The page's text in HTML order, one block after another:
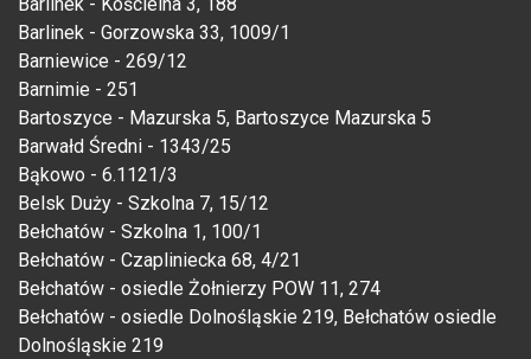
Barlinek - Gorzowska 33, 1009/1
Barniewice - 269/12
Barnimie - 251
Bartoszyce - Mazurska 5, Bartoszyce Mazurska 5
Barwałd Średni - 1343/25
Bąkowo - 6.1121/3
Belsk Duży - Szkolna 7, 15/12
Bełchatów - Szkolna 1, 100/1
Bełchatów - Czapliniecka 68, 4/21
Bełchatów - osiedle Żołnierzy POW 11, 274
Bełchatów - osiedle Dolnośląskie 219, Bełchatów osiedle
Dolnośląskie 219